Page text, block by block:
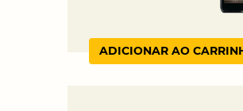
ADICIONAR AO